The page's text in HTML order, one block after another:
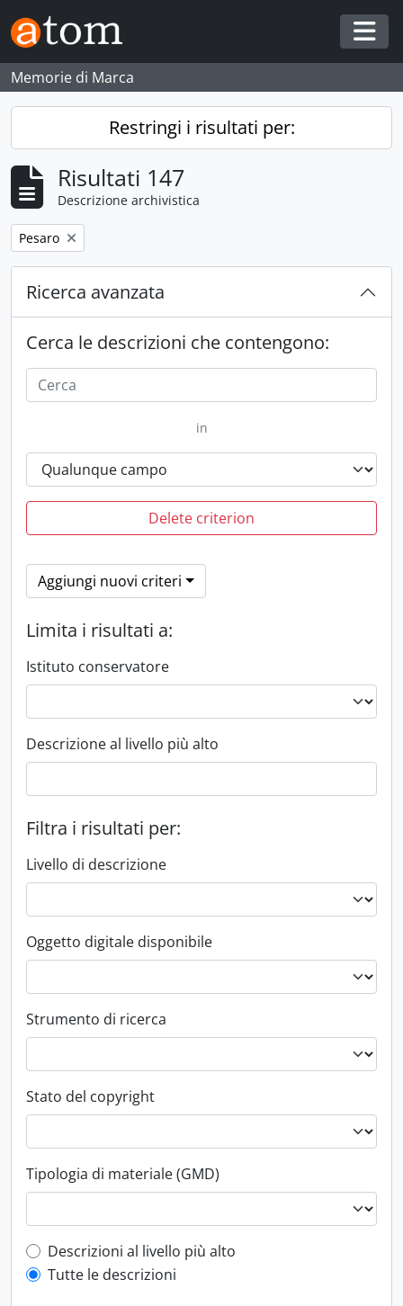
Skip to main content
Memorie di Marca
Restringi i risultati per:
Risultati 147
Descrizione archivistica
Remove filter:
Pesaro
Ricerca avanzata
Cerca le descrizioni che contengono:
in
Delete criterion
Aggiungi nuovi criteri
Limita i risultati a:
Istituto conservatore
Descrizione al livello più alto
Filtra i risultati per:
Livello di descrizione
Oggetto digitale disponibile
Strumento di ricerca
Stato del copyright
Tipologia di materiale (GMD)
Top-level description filter
Descrizioni al livello più alto
Tutte le descrizioni